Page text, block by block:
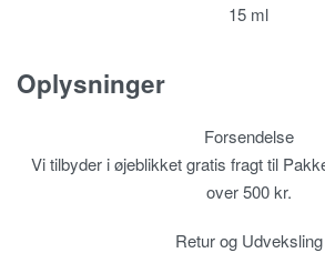
15 ml
Oplysninger
Forsendelse
Vi tilbyder i øjeblikket gratis fragt til
over 500 kr.
Retur og Udveksling